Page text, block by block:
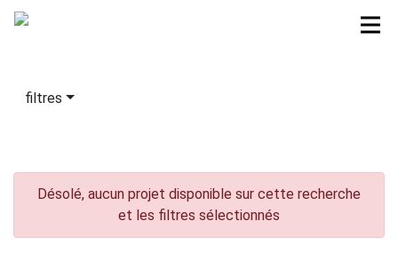
filtres
Désolé, aucun projet disponible sur cette recherche
et les filtres sélectionnés